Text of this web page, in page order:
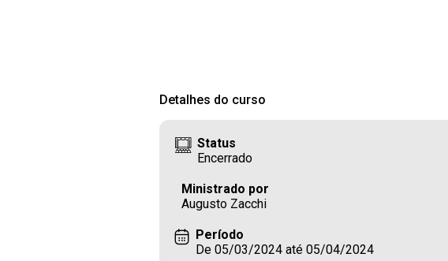
Detalhes do curso
Status
Encerrado
Ministrado por
Augusto Zacchi
Período
De 05/03/2024 até 05/04/2024